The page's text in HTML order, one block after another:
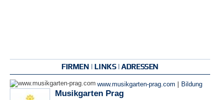
FIRMEN | LINKS | ADRESSEN
www.musikgarten-prag.com | Bildung
Musikgarten Prag